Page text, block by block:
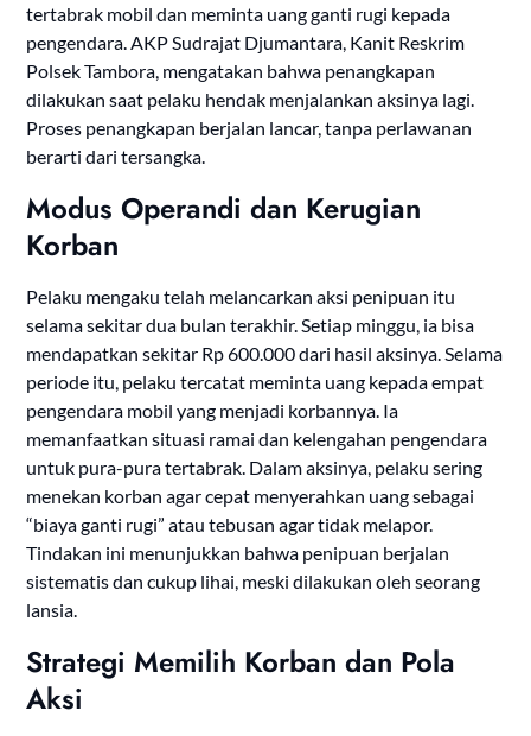
tertabrak mobil dan meminta uang ganti rugi kepada
pengendara. AKP Sudrajat Djumantara, Kanit Reskrim
Polsek Tambora, mengatakan bahwa penangkapan
dilakukan saat pelaku hendak menjalankan aksinya lagi.
Proses penangkapan berjalan lancar, tanpa perlawanan
berarti dari tersangka.
Modus Operandi dan Kerugian
Korban
Pelaku mengaku telah melancarkan aksi penipuan itu
selama sekitar dua bulan terakhir. Setiap minggu, ia bisa
mendapatkan sekitar Rp 600.000 dari hasil aksinya. Selama
periode itu, pelaku tercatat meminta uang kepada empat
pengendara mobil yang menjadi korbannya. Ia
memanfaatkan situasi ramai dan kelengahan pengendara
untuk pura-pura tertabrak. Dalam aksinya, pelaku sering
menekan korban agar cepat menyerahkan uang sebagai
“biaya ganti rugi” atau tebusan agar tidak melapor.
Tindakan ini menunjukkan bahwa penipuan berjalan
sistematis dan cukup lihai, meski dilakukan oleh seorang
lansia.
Strategi Memilih Korban dan Pola
Aksi